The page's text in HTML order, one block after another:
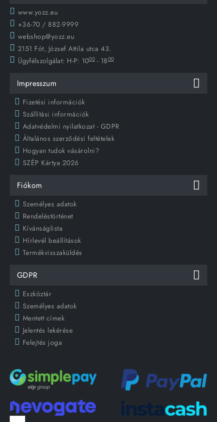
www.yozz.eu
+36-70 / 882-9999
webshop@yozz.eu
2151 Fót, József Attila utca 43.
Ügyfélszolgálat: H-P: 1000 - 1800
Impresszum
Fizetési információk
Szállítási információk
Adatvédelmi nyilatkozat - GDPR
Általános szerződési feltételek
Hogyan tudok vásárolni?
SZÉP Kártya 2026
Fiókom
Személyes adatok
Rendeléstörténet
Kívánságlista
Hírlevél beállítások
Termékvisszaküldés
GDPR
Eszköztár
Személyes adatok
Mentett címek
Jelentés lekérése
Felejtés joga